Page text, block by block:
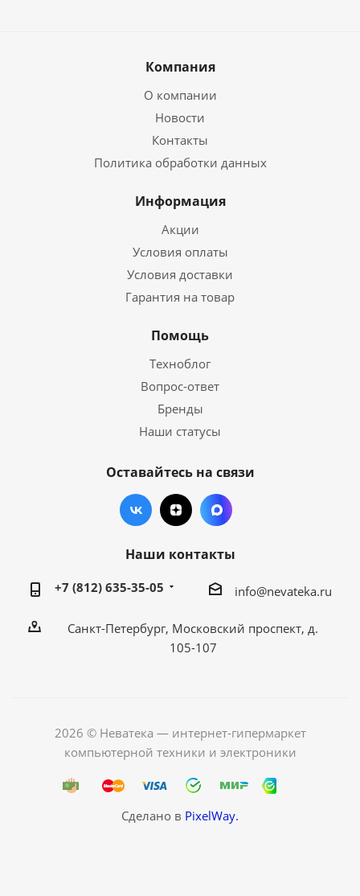
Компания
О компании
Новости
Контакты
Политика обработки данных
Информация
Акции
Условия оплаты
Условия доставки
Гарантия на товар
Помощь
Техноблог
Вопрос-ответ
Бренды
Наши статусы
Оставайтесь на связи
Наши контакты
+7 (812) 635-35-05 info@nevateka.ru
Санкт-Петербург, Московский проспект, д.
105-107
2026 © Неватека — интернет-гипермаркет
компьютерной техники и электроники
Сделано в PixelWay.